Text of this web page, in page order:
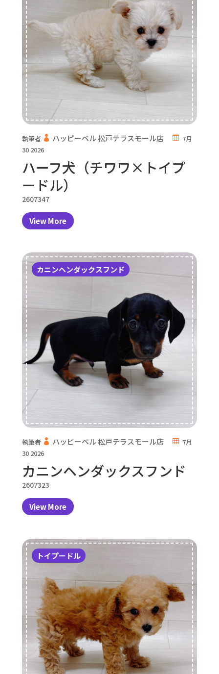
ハーフ犬（チワワ×トイプ
ードル）
執筆者 ハッピーベル 松戸テラスモール店
7月
30 2026
2607347
View More
カニンヘンダックスフンド
執筆者 ハッピーベル 松戸テラスモール店
7月
30 2026
カニンヘンダックスフンド
2607323
View More
トイプードル